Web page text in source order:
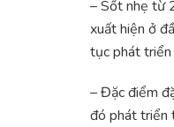
– Sốt nhẹ từ
xuất hiện ở
tục phát triển
– Đặc điểm
đó phát triển